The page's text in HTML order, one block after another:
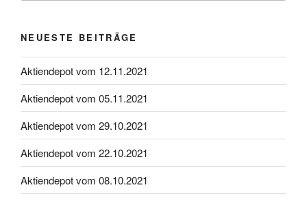
NEUESTE BEITRÄGE
Aktiendepot vom 12.11.2021
Aktiendepot vom 05.11.2021
Aktiendepot vom 29.10.2021
Aktiendepot vom 22.10.2021
Aktiendepot vom 08.10.2021